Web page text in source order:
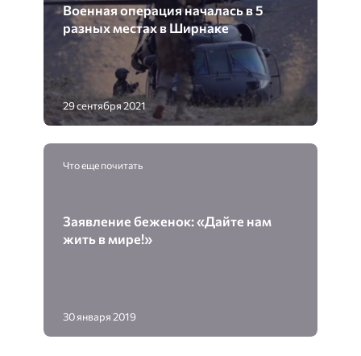
Военная операция началась в 5
разных местах в Ширнаке
29 сентября 2021
Что еще почитать
Заявление беженок: «Дайте нам
жить в мире!»
30 января 2019